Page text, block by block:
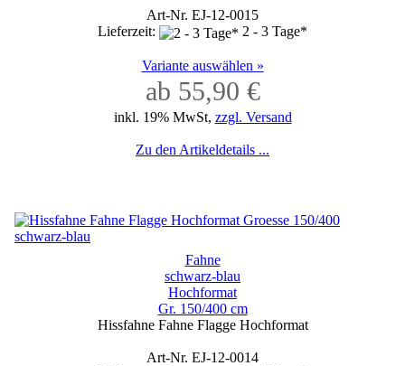
Art-Nr. EJ-12-0015
Lieferzeit:
2 - 3 Tage*
Variante auswählen »
ab 55,90 €
inkl. 19% MwSt, zzgl. Versand
Zu den Artikeldetails ...
Fahne
schwarz-blau
Hochformat
Gr. 150/400 cm
Hissfahne Fahne Flagge Hochformat
Art-Nr. EJ-12-0014